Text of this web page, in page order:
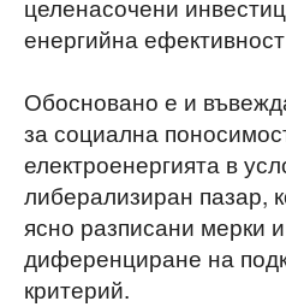
целенасочени
енергийна
Обосновано е и
за социална
електроенергията в
либерализиран пазар,
ясно разписани мерки
диференциране на
критерий.